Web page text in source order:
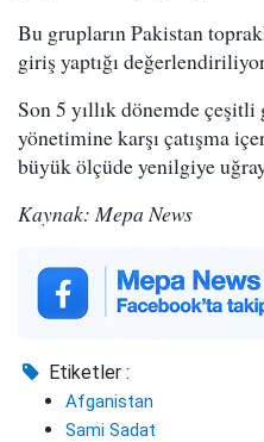
Bu grupların Pakistan
giriş yaptığı
Son 5 yıllık dönemde
yönetimine karşı çatışma
büyük ölçüde yenilgiye
Kaynak: Mepa News
Etiketler :
Afganistan
Sami Sadat